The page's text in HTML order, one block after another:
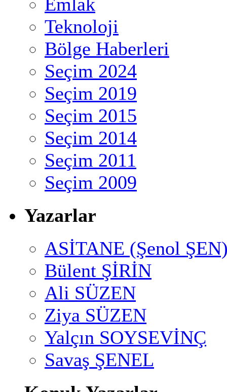
Teknoloji
Bölge Haberleri
Seçim 2024
Seçim 2019
Seçim 2015
Seçim 2014
Seçim 2011
Seçim 2009
Yazarlar
ASİTANE (Şenol
Bülent ŞİRİN
Ali SÜZEN
Ziya SÜZEN
Yalçın SOYSEVİNÇ
Savaş ŞENEL